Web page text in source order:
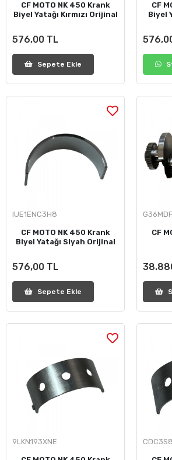
CF MOTO NK 450 Krank
Biyel Yatağı Kırmızı Orijinal
576,00 TL
Sepete Ekle
CF
Biyel
IUE1ENC3H8
CF MOTO NK 450 Krank
Biyel Yatağı Siyah Orijinal
576,00 TL
Sepete Ekle
CF
9LKN193XNE